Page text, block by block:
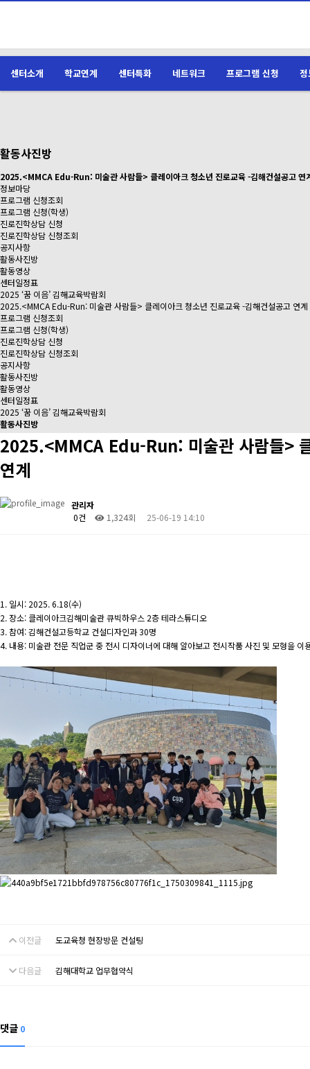
센터소개 학교연계 센터특화 네트워크 프로그램 신청
활동사진방
2025.<MMCA Edu-Run: 미술관 사람들> 클레이아크 청소년 진로교육 -김해건설공고 연
정보마당
프로그램 신청조회
프로그램 신청(학생)
진로진학상담 신청
진로진학상담 신청조회
공지사항
활동사진방
활동영상
센터일정표
2025 ‘꿈 이음’ 김해교육박람회
2025.<MMCA Edu-Run: 미술관 사람들> 클레이아크 청소년 진로교육 -김해건설공고 연
프로그램 신청조회
프로그램 신청(학생)
진로진학상담 신청
진로진학상담 신청조회
공지사항
활동사진방
활동영상
센터일정표
2025 ‘꿈 이음’ 김해교육박람회
활동사진방
2025.<MMCA Edu-Run: 미술관 사람들>
연계
관리자
0건
1,324회 25-06-19 14:10
1. 일시: 2025. 6.18(수)
2. 장소: 클레이아크김해미술관 큐빅하우스 2층 테라스튜디오
3. 참여: 김해건설고등학교 건설디자인과 30명
4. 내용: 미술관 전문 직업군 중 전시 디자이너에 대해 알아보고 전시작품 사진 및 모형을 이
이전글 도교육청 현장방문 컨설팅
다음글 김해대학교 업무협약식
댓글 0